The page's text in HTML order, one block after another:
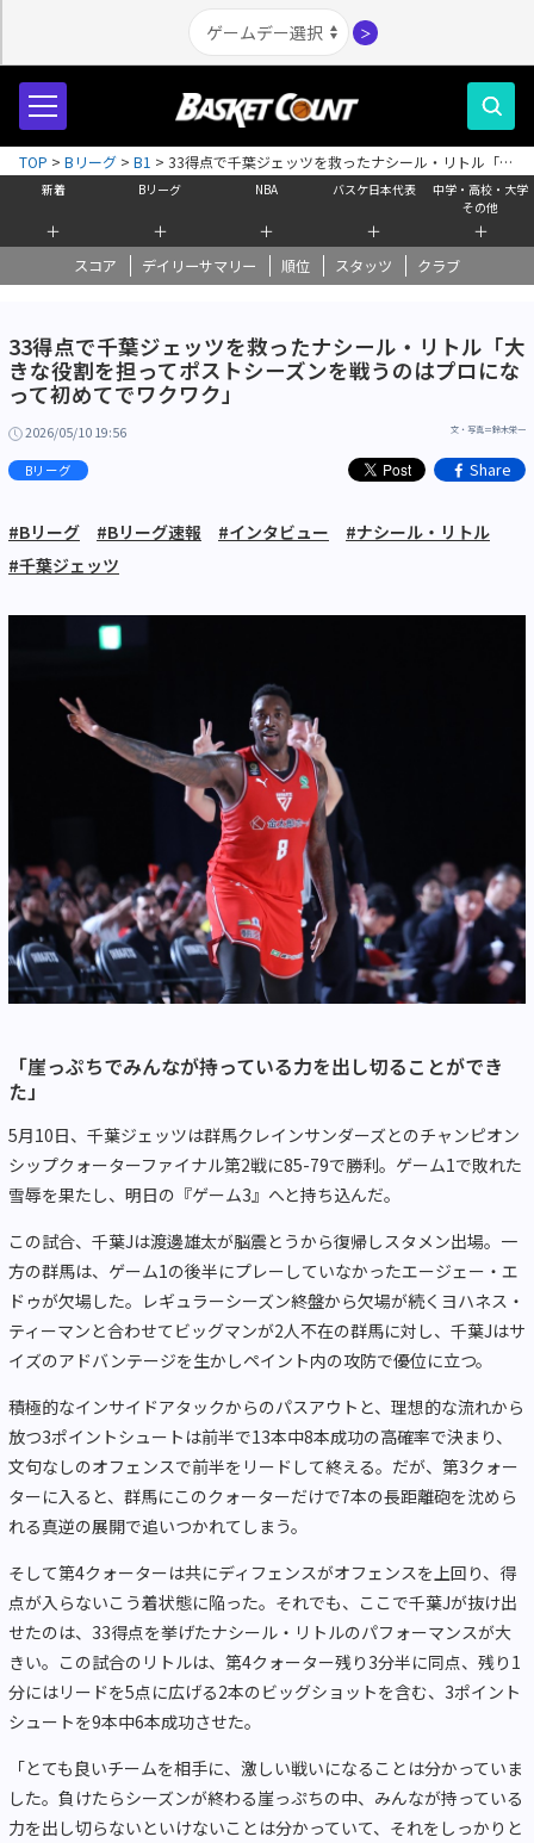
＞
新着
＋
Bリーグ
＋
NBA
＋
バスケ日本代表
＋
中学・高校・大学
その他
＋
スコア デイリーサマリー 順位 スタッツ クラブ
TOP > Bリーグ > B1 > 33得点で千葉ジェッツを救ったナシール・リトル「大
きな役割を担ってポストシーズンを戦うのはプロになって初めてでワクワ
ク」
33得点で千葉ジェッツを救ったナシール・リトル「大
きな役割を担ってポストシーズンを戦うのはプロにな
って初めてでワクワク」
2026/05/10 19:56 文・写真＝鈴木栄一
Bリーグ Share
#Bリーグ #Bリーグ速報 #インタビュー
#ナシール・リトル
#千葉ジェッツ
「崖っぷちでみんなが持っている力を出し切ることができ
た」
5月10日、千葉ジェッツは群馬クレインサンダーズとのチャンピオン
シップクォーターファイナル第2戦に85-79で勝利。ゲーム1で敗れた
雪辱を果たし、明日の『ゲーム3』へと持ち込んだ。
この試合、千葉Jは渡邊雄太が脳震とうから復帰しスタメン出場。一
方の群馬は、ゲーム1の後半にプレーしていなかったエージェー・エ
ドゥが欠場した。レギュラーシーズン終盤から欠場が続くヨハネス・
ティーマンと合わせてビッグマンが2人不在の群馬に対し、千葉Jはサ
イズのアドバンテージを生かしペイント内の攻防で優位に立つ。
積極的なインサイドアタックからのパスアウトと、理想的な流れから
放つ3ポイントシュートは前半で13本中8本成功の高確率で決まり、
文句なしのオフェンスで前半をリードして終える。だが、第3クォー
ターに入ると、群馬にこのクォーターだけで7本の長距離砲を沈めら
れる真逆の展開で追いつかれてしまう。
そして第4クォーターは共にディフェンスがオフェンスを上回り、得
点が入らないこう着状態に陥った。それでも、ここで千葉Jが抜け出
せたのは、33得点を挙げたナシール・リトルのパフォーマンスが大
きい。この試合のリトルは、第4クォーター残り3分半に同点、残り1
分にはリードを5点に広げる2本のビッグショットを含む、3ポイント
シュートを9本中6本成功させた。
「とても良いチームを相手に、激しい戦いになることは分かっていま
した。負けたらシーズンが終わる崖っぷちの中、みんなが持っている
力を出し切らないといけないことは分かっていて、それをしっかりと